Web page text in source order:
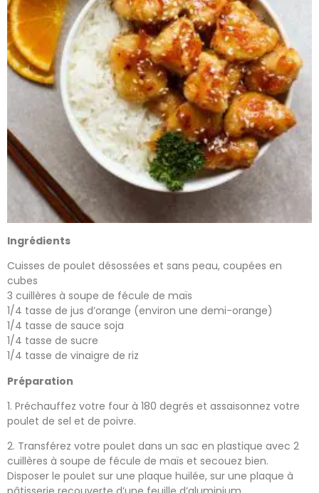
Ingrédients
Cuisses de poulet désossées et sans peau, coupées en
cubes
3 cuillères à soupe de fécule de maïs
1/4 tasse de jus d’orange (environ une demi-orange)
1/4 tasse de sauce soja
1/4 tasse de sucre
1/4 tasse de vinaigre de riz
Préparation
1. Préchauffez votre four à 180 degrés et assaisonnez votre
poulet de sel et de poivre.
2. Transférez votre poulet dans un sac en plastique avec 2
cuillères à soupe de fécule de maïs et secouez bien.
Disposer le poulet sur une plaque huilée, sur une plaque à